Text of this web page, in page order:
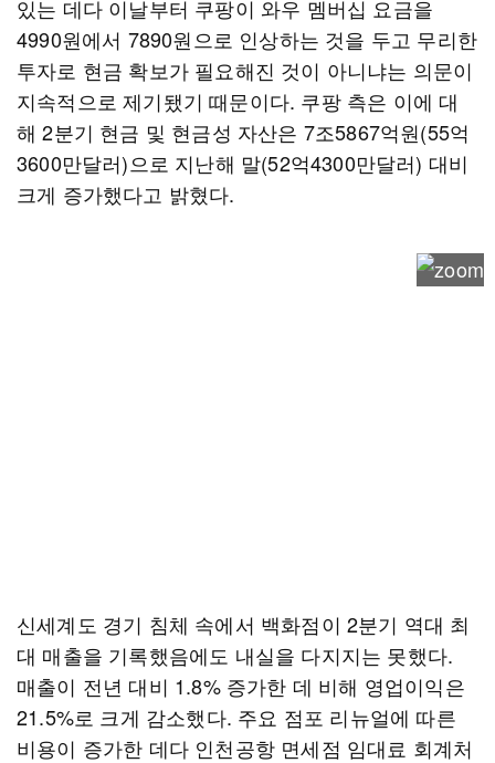
있는 데다 이날부터 쿠팡이 와우 멤버십 요금을
4990원에서 7890원으로 인상하는 것을 두고 무리한
투자로 현금 확보가 필요해진 것이 아니냐는 의문이
지속적으로 제기됐기 때문이다. 쿠팡 측은 이에 대
해 2분기 현금 및 현금성 자산은 7조5867억원(55억
3600만달러)으로 지난해 말(52억4300만달러) 대비
크게 증가했다고 밝혔다.
신세계도 경기 침체 속에서 백화점이 2분기 역대 최
대 매출을 기록했음에도 내실을 다지지는 못했다.
매출이 전년 대비 1.8% 증가한 데 비해 영업이익은
21.5%로 크게 감소했다. 주요 점포 리뉴얼에 따른
비용이 증가한 데다 인천공항 면세점 임대료 회계처